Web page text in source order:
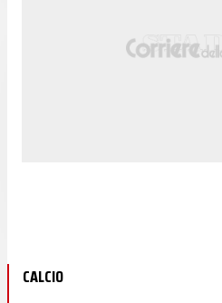
CALCIO